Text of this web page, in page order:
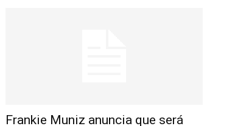
Frankie Muniz anuncia que será